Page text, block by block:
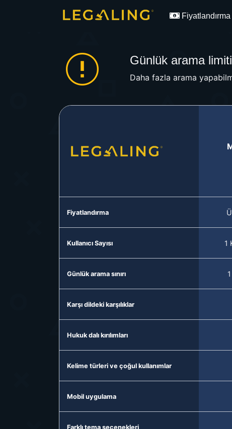
Fiyatlandırma
Günlük arama
Daha fazla arama
Fiyatlandırma
Kullanıcı Sayısı 1
Günlük arama sınırı
Karşı dildeki karşılıklar
Hukuk dalı kırılımları
Kelime türleri ve çoğul kullanımlar
Mobil uygulama
Farklı tema seçenekleri